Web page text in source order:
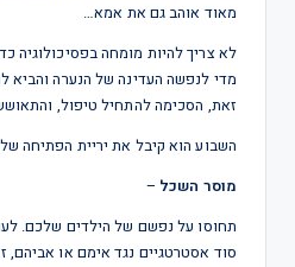
מאוד אוהב גם את אמא…
לא צריך להיות מומחה בפסיכולוגיה
מדי לנפשה העדינה של הנערה והביא
זאת, הסכימה להתחיל טיפול,
השבוע הוא קיבל את יריית הפתיחה של
מוסר השכל –
תחוסו על נפשם של הילדים שלכם.
סוד אסטרטגיים נגד אימם או אביהם,